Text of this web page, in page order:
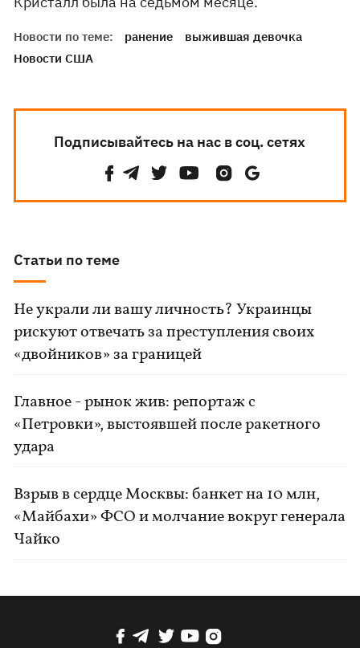
Новости по теме: ранение
выжившая девочка
Новости США
Подписывайтесь на нас в соц. сетях
Статьи по теме
Не украли ли вашу личность? Украинцы
рискуют отвечать за преступления своих
«двойников» за границей
Главное - рынок жив: репортаж с
«Петровки», выстоявшей после ракетного
удара
Взрыв в сердце Москвы: банкет на 10 млн,
«Майбахи» ФСО и молчание вокруг генерала
Чайко